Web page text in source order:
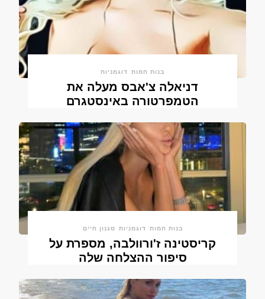
בנות חמות דוגמניות
דניאלה צ'אבס מעלה את
הטמפרטורה באינסטגרם
בנות חמות דוגמניות סגנון חיים
קריסטינה ז'ורוולבה, מספרת על
סיפור ההצלחה שלה